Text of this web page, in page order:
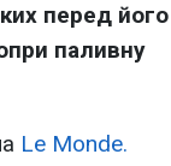
перед його
паливну
Le Monde.